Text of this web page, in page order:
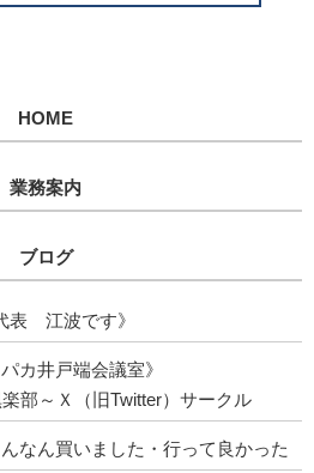
HOME
業務案内
ブログ
表 江波です》
パカ井戸端会議室》
部～Ｘ（旧Twitter）サークル
なん買いました・行って良かった